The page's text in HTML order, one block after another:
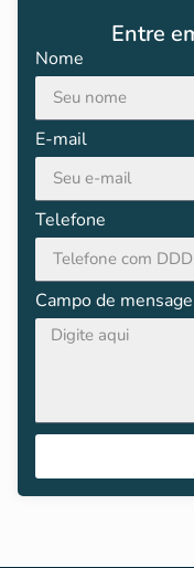
Entre
Nome
E-mail
Telefone
Campo de